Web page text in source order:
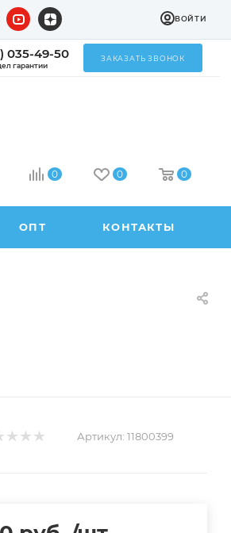
ВОЙТИ
035-49-50
гарантии
ЗАКАЗАТЬ ЗВОНОК
0 0 0
ОПТ КОНТАКТЫ
Артикул: 11800399